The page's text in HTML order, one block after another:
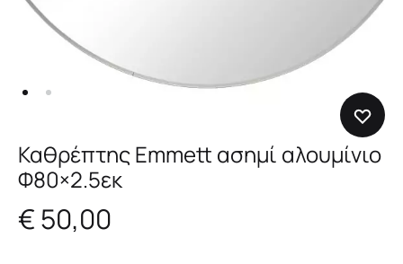
Καθρέπτης Emmett ασημί αλουμίνιο
Φ80×2.5εκ
€50,00